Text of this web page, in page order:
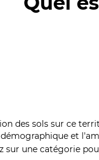
des sols sur ce
et
sur une catégorie